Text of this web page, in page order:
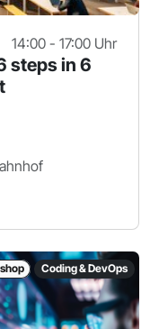
14:00 - 17:00 Uhr
steps in 6
Coding & DevOps